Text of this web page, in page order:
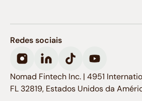
Redes sociais
Nomad Fintech Inc. | 4951
FL 32819, Estados Unidos da